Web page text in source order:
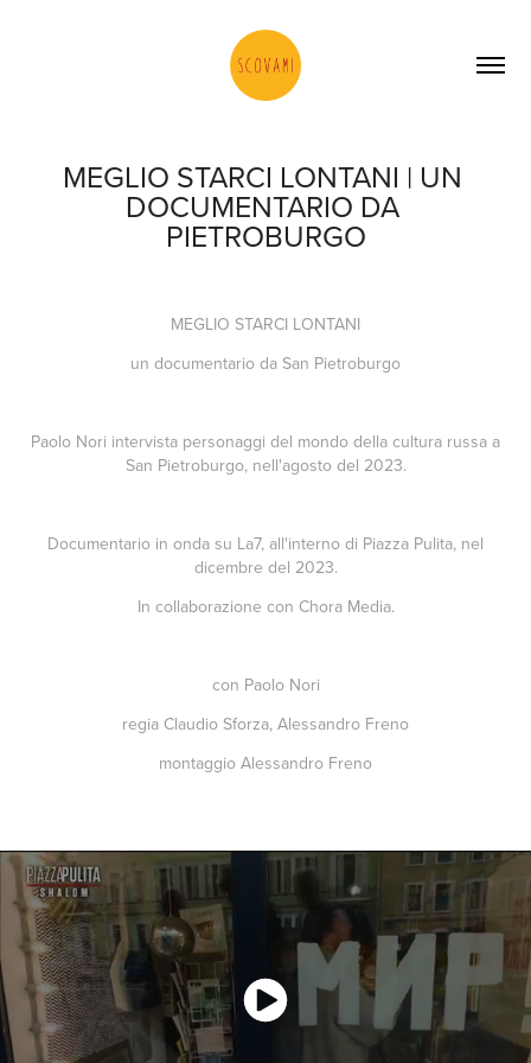
MEGLIO STARCI LONTANI | UN
DOCUMENTARIO DA
PIETROBURGO
MEGLIO STARCI LONTANI
un documentario da San Pietroburgo
Paolo Nori intervista personaggi del mondo della cultura russa a
San Pietroburgo, nell'agosto del 2023.
Documentario in onda su La7, all'interno di Piazza Pulita, nel
dicembre del 2023.
In collaborazione con Chora Media.
con Paolo Nori
regia Claudio Sforza, Alessandro Freno
montaggio Alessandro Freno